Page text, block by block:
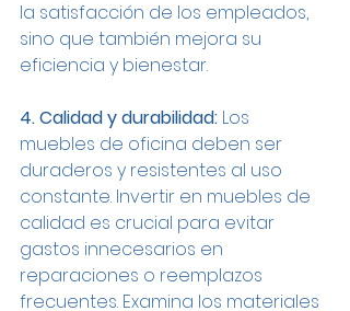
la satisfacción de los empleados,
sino que también mejora su
eficiencia y bienestar.
4. Calidad y durabilidad: Los
muebles de oficina deben ser
duraderos y resistentes al uso
constante. Invertir en muebles de
calidad es crucial para evitar
gastos innecesarios en
reparaciones o reemplazos
frecuentes. Examina los materiales